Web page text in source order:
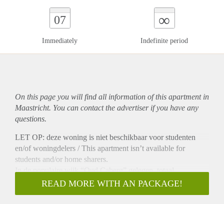
07
Immediately
∞
Indefinite period
On this page you will find all information of this apartmentin
Maastricht. You can contact the advertiser if you have any
questions.
LET OP: deze woning is niet beschikbaar voor studenten
en/of woningdelers / This apartment isn’t available for
students and/or home sharers.
In de populaire wijk “Oud Caberg” gelegen, totaal
gerenoveerd (2016) halfvrijstaand woonhuis met 5
slaapkamers, 2 dakkapellen en gratis parkeergelegenheid
READ MORE WITH AN PACKAGE!